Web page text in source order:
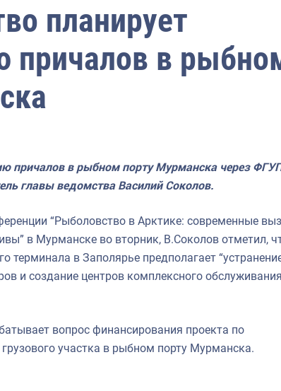
планирует
причалов в
причалов в рыбном порту Мурманска через
главы ведомства Василий Соколов.
“Рыболовство в Арктике: современные
в Мурманске во вторник, В.Соколов отметил,
терминала в Заполярье предполагает
и создание центров комплексного
вопрос финансирования проекта по
участка в рыбном порту Мурманска.